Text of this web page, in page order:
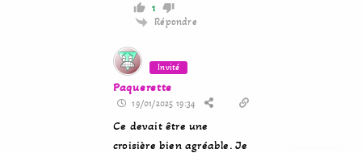
1
Répondre
Invité
Paquerette
19/01/2025 19:34
Ce devait être une
croisière bien agréable. Je